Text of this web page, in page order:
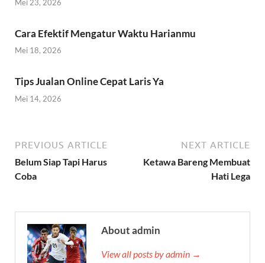
Mei 23, 2026
Cara Efektif Mengatur Waktu Harianmu
Mei 18, 2026
Tips Jualan Online Cepat Laris Ya
Mei 14, 2026
PREVIOUS ARTICLE
Belum Siap Tapi Harus
Coba
NEXT ARTICLE
Ketawa Bareng Membuat
Hati Lega
About admin
View all posts by admin →